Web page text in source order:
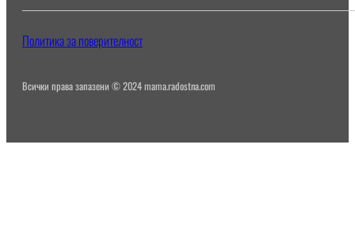
Всички права запазени © 2024 mama.radostna.com
Политика за поверителност